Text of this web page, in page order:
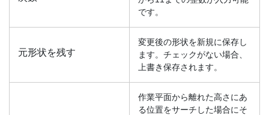
です。
元形状を残す
変更後の形状を新規に保存し
ます。チェックがない場合、
上書き保存されます。
作業平面から離れた高さにあ
る位置をサーチした場合にそ